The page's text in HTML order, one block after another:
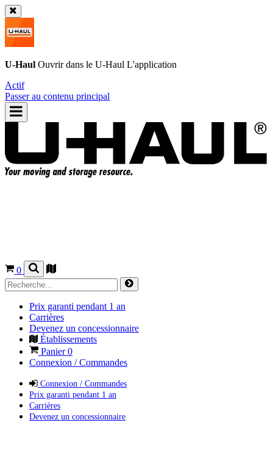
U-Haul Ouvrir dans le U-Haul L'application
Actif
Passer au contenu principal
0
Prix garanti pendant 1 an
Carrières
Devenez un concessionnaire
Établissements
Panier0
Connexion / Commandes
Connexion / Commandes
Prix garanti pendant 1 an
Carrières
Devenez un concessionnaire